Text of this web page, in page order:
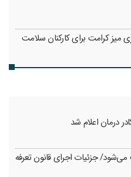
میز کرامت برای کارکنان سلامت
درمان اعلام شد
تاخیر پرداخت می‌شود/ جزئیات اجرای قانون تعرفه